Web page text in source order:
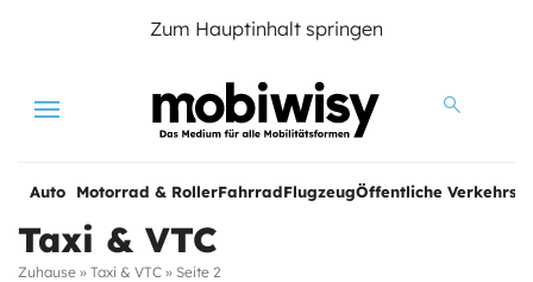
Zum Hauptinhalt springen
Menu
Auto Motorrad & RollerFahrradFlugzeugÖffentliche
Taxi & VTC
Zuhause » Taxi & VTC » Seite 2